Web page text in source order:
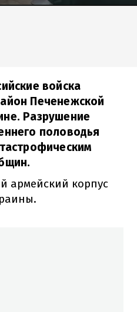
войска
Печенежской
Разрушение
половодья
армейский корпус